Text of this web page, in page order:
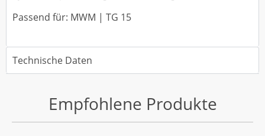
Passend für: MWM | TG 15
Technische Daten
Empfohlene Produkte